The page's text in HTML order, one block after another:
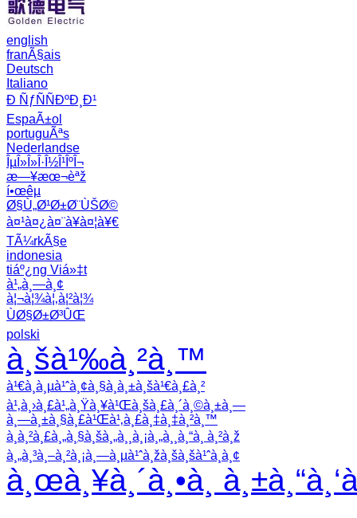
english
franÃ§ais
Deutsch
Italiano
Ð ÑƒÑÑÐºÐ¸Ð¹
EspaÃ±ol
portuguÃªs
Nederlandse
ÎµÎ»Î»Î·Î½Î¹ÎºÎ¬
æ—¥æœ¬èªž
í•œêµ­
Ø§Ù„Ø¹Ø±Ø¨ÙŠØ©
à¤¹à¤¿à¤¨à¥à¤¦à¥€
TÃ¼rkÃ§e
indonesia
tiáº¿ng Viá»‡t
à¹„à¸—à¸¢
à¦¬à¦¾à¦‚à¦²à¦¾
ÙØ§Ø±Ø³ÛŒ
polski
à¸šà¹‰à¸²à¸™
à¹€à¸à¸µà¹ˆà¸¢à¸§à¸à¸±à¸šà¹€à¸£à¸²
à¹‚à¸›à¸£à¹„à¸Ÿà¸¥à¹Œà¸šà¸£à¸´à¸©à¸±à¸—
à¸—à¸±à¸§à¸£à¹Œà¹‚à¸£à¸‡à¸‡à¸²à¸™
à¸à¸²à¸£à¸„à¸§à¸šà¸„à¸¸à¸¡à¸„à¸¸à¸“à¸ à¸²à¸ž
à¸„à¸³à¸–à¸²à¸¡à¸—à¸µà¹ˆà¸žà¸šà¸šà¹ˆà¸­à¸¢
à¸œà¸¥à¸´à¸•à¸